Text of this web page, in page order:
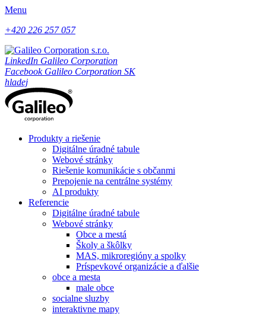
Menu
+420 226 257 057
LinkedIn Galileo Corporation
Facebook Galileo Corporation SK
hladej
Produkty a riešenie
Digitálne úradné tabule
Webové stránky
Riešenie komunikácie s občanmi
Prepojenie na centrálne systémy
AI produkty
Referencie
Digitálne úradné tabule
Webové stránky
Obce a mestá
Školy a škôlky
MAS, mikroregióny a spolky
Príspevkové organizácie a ďalšie
obce a mesta
male obce
socialne sluzby
interaktivne mapy